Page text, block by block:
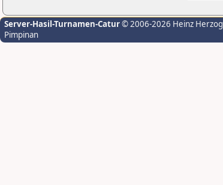
Server-Hasil-Turnamen-Catur© 2006-2026 Heinz Herzog
Pimpinan